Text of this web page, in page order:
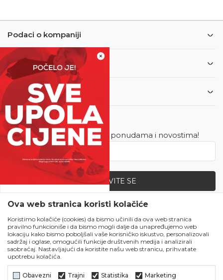
×
SVE UPOLA CIJENE!
Čekanju je kraj!
Počela je omiljena
ljetna akcija u Obući
Metro!
SVE IZ LJETNE
KOLEKCIJE UPOLA
Podaci o kompaniji
Informacije
Korisnički servis
Newsletter
Budite u toku sa najnovijim ponudama i novostima!
PRIJAVITE SE
Zapratite nas
Ova web stranica koristi kolačiće
Koristimo kolačiće (cookies) da bismo učinili da ova web stranica
pravilno funkcioniše i da bismo mogli dalje da unapređujemo web
lokaciju kako bismo poboljšali vaše korisničko iskustvo, personalizovali
sadržaj i oglase, omogućili funkcije društvenih medija i analizirali
saobraćaj. Nastavljajući da koristite našu web stranicu, prihvatate
upotrebu kolačića.
Obavezni Trajni Statistika Marketing